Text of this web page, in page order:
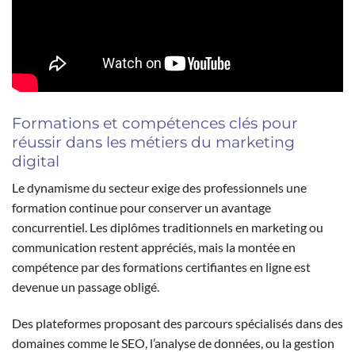
Formations et compétences clés pour
réussir dans les métiers du marketing
digital
Le dynamisme du secteur exige des professionnels une
formation continue pour conserver un avantage
concurrentiel. Les diplômes traditionnels en marketing ou
communication restent appréciés, mais la montée en
compétence par des formations certifiantes en ligne est
devenue un passage obligé.
Des plateformes proposant des parcours spécialisés dans des
domaines comme le SEO, l’analyse de données, ou la gestion